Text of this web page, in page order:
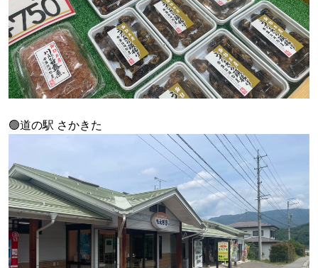
🟢道の駅 さかきた